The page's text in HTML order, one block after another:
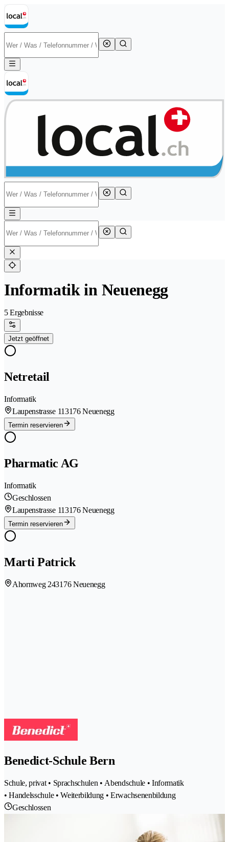
Informatik in Neuenegg
5 Ergebnisse
Jetzt geöffnet
Netretail
Informatik
Laupenstrasse 113176 Neuenegg
Termin reservieren
Pharmatic AG
Informatik
Geschlossen
Laupenstrasse 113176 Neuenegg
Termin reservieren
Marti Patrick
Ahornweg 243176 Neuenegg
Benedict-Schule Bern
Schule, privat • Sprachschulen • Abendschule • Informatik
• Handelsschule • Weiterbildung • Erwachsenenbildung
Geschlossen